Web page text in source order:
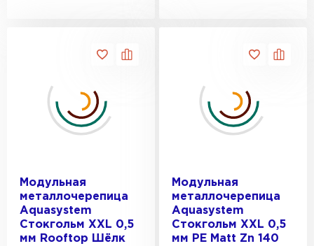
Модульная
металлочерепица
Aquasystem
Стокгольм XXL 0,5
мм Rooftop Шёлк
Модульная
металлочерепица
Aquasystem
Стокгольм XXL 0,5
мм PE Matt Zn 140